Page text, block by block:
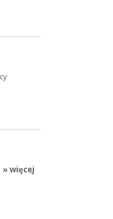
» więcej